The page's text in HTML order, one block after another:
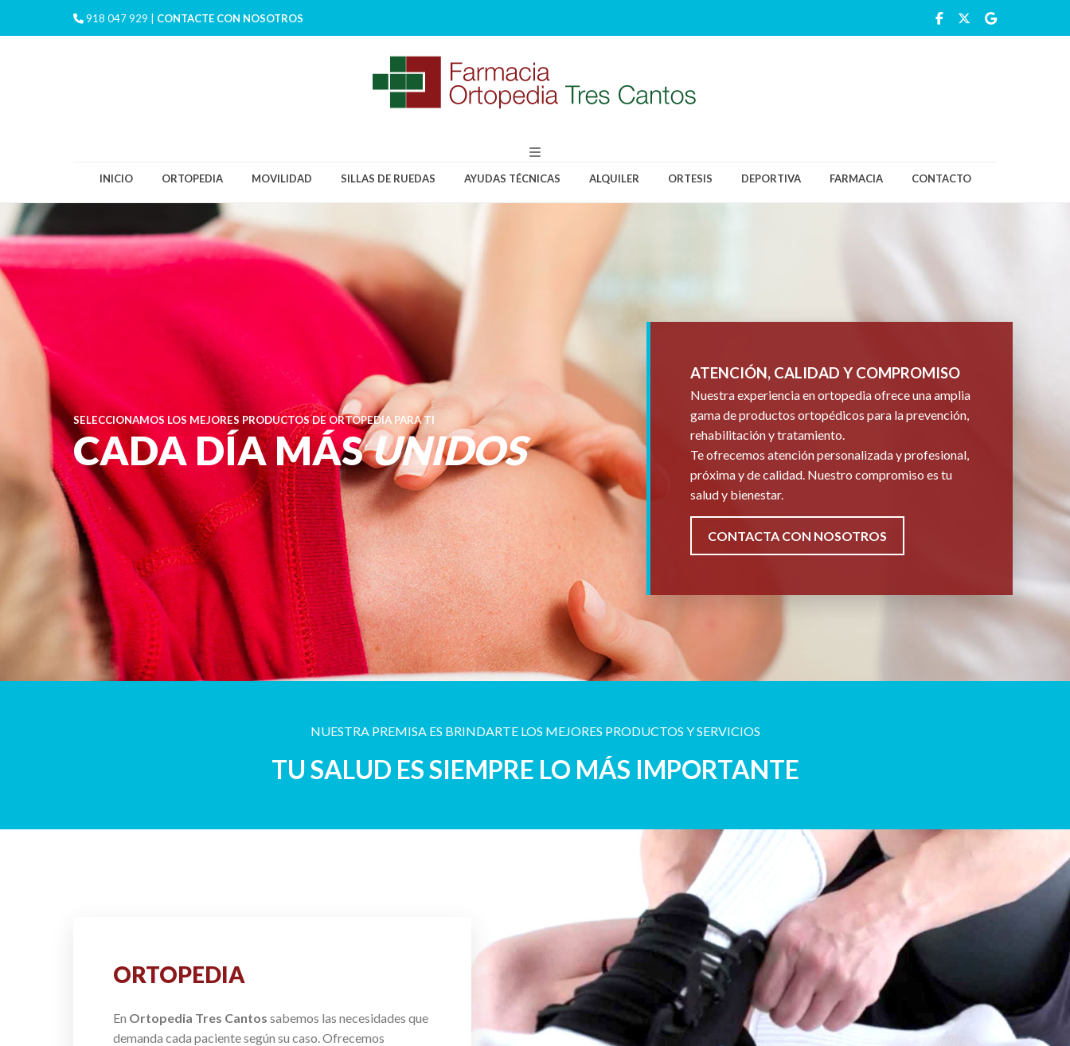
918 047 929 | CONTACTE CON NOSOTROS
INICIO ORTOPEDIA MOVILIDAD SILLAS DE RUEDAS AYUDAS TÉCNICAS ALQUILER ORTESIS DEPORTIVA FARMACIA CONTACTO
SELECCIONAMOS LOS MEJORES PRODUCTOS DE ORTOPEDIA PARA TI
CADA DÍA MÁSUNIDOS
ATENCIÓN, CALIDAD Y COMPROMISO
Nuestra experiencia en ortopedia ofrece una amplia
gama de productos ortopédicos para la prevención,
rehabilitación y tratamiento.
Te ofrecemos atención personalizada y profesional,
próxima y de calidad. Nuestro compromiso es tu
salud y bienestar.
CONTACTA CON NOSOTROS
NUESTRA PREMISA ES BRINDARTE LOS MEJORES PRODUCTOS Y SERVICIOS
TU SALUD ES SIEMPRE LO MÁS IMPORTANTE
ORTOPEDIA
En Ortopedia Tres Cantos sabemos las necesidades que
demanda cada paciente según su caso. Ofrecemos